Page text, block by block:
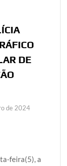
DE
de 2024
feira(5), a